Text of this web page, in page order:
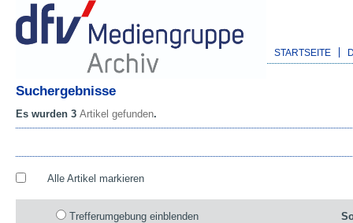
STARTSEITE
Suchergebnisse
Es wurden 3 Artikel gefunden.
Alle Artikel markieren
Trefferumgebung einblenden